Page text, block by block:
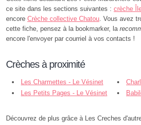
ce site dans les sections suivantes : crèche
encore Crèche collective Chatou . Vous avez
cette fiche, pensez à la bookmarker, la
encore l'envoyer par courriel à vos contacts !
Crèches à proximité
Les Charmettes - Le Vésinet
Les Petits Pages - Le Vésinet
Découvrez de plus grâce à Les Creches